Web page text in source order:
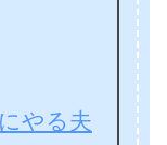
やる夫